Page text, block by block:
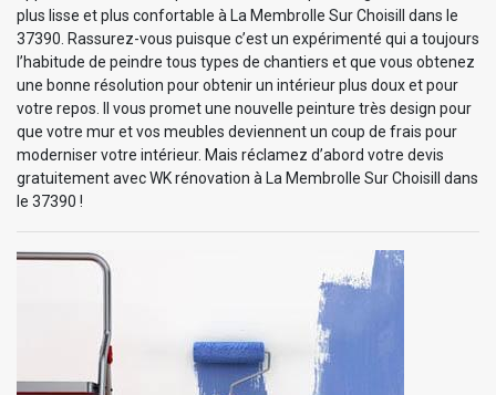
plus lisse et plus confortable à La Membrolle Sur Choisill dans le
37390. Rassurez-vous puisque c’est un expérimenté qui a toujours
l’habitude de peindre tous types de chantiers et que vous obtenez
une bonne résolution pour obtenir un intérieur plus doux et pour
votre repos. Il vous promet une nouvelle peinture très design pour
que votre mur et vos meubles deviennent un coup de frais pour
moderniser votre intérieur. Mais réclamez d’abord votre devis
gratuitement avec WK rénovation à La Membrolle Sur Choisill dans
le 37390 !